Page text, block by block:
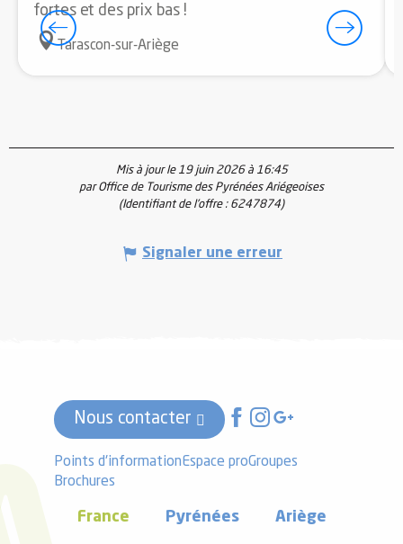
fortes et des prix bas !
Tarascon-sur-Ariège
Mis à jour le 19 juin 2026 à 16:45
par Office de Tourisme des Pyrénées Ariégeoises
(Identifiant de l'offre : 6247874)
Signaler une erreur
Nous contacter
Points d'informationEspace proGroupes
Brochures
France Pyrénées Ariège